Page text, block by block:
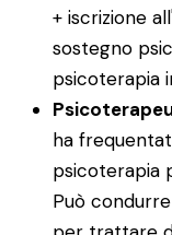
+ iscrizione
sostegno
psicoterapia
ha
psicoterapia
Può